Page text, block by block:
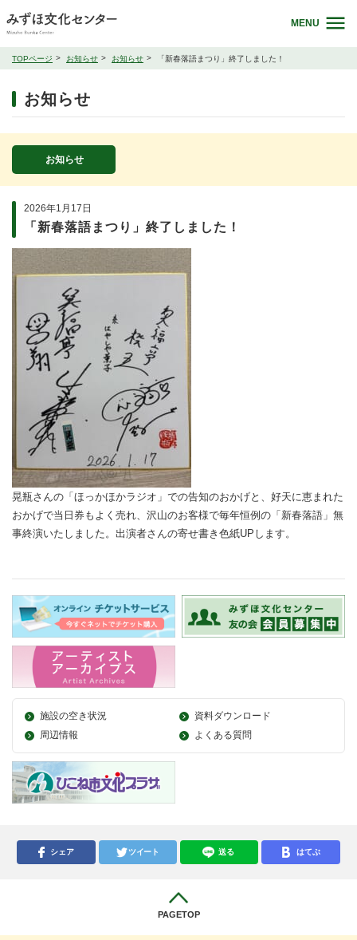
MENU
TOPページ お知らせ お知らせ 「新春落語まつり」終了しました！
お知らせ
お知らせ
2026年1月17日
「新春落語まつり」終了しました！
晃瓶さんの「ほっかほかラジオ」での告知のおかげと、好天に恵まれた
おかげで当日券もよく売れ、沢山のお客様で毎年恒例の「新春落語」無
事終演いたしました。出演者さんの寄せ書き色紙UPします。
施設の空き状況
資料ダウンロード
周辺情報
よくある質問
シェア ツイート 送る はてぶ
PAGETOP